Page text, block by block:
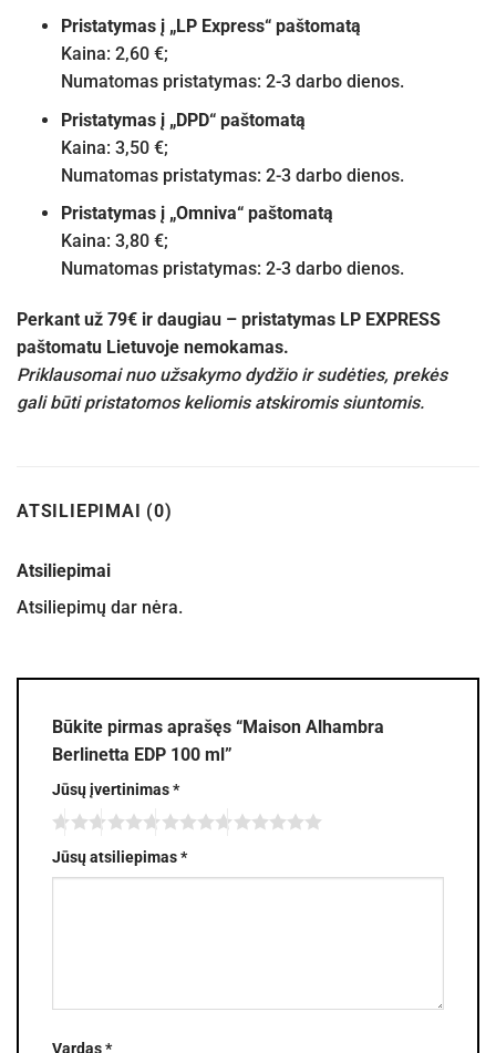
Pristatymas į „LP Express“ paštomatą
Kaina: 2,60 €;
Numatomas pristatymas: 2-3 darbo dienos.
Pristatymas į „DPD“ paštomatą
Kaina: 3,50 €;
Numatomas pristatymas: 2-3 darbo dienos.
Pristatymas į „Omniva“ paštomatą
Kaina: 3,80 €;
Numatomas pristatymas: 2-3 darbo dienos.
Perkant už 79€ ir daugiau – pristatymas LP EXPRESS
paštomatu Lietuvoje nemokamas.
Priklausomai nuo užsakymo dydžio ir sudėties, prekės
gali būti pristatomos keliomis atskiromis siuntomis.
ATSILIEPIMAI (0)
Atsiliepimai
Atsiliepimų dar nėra.
Būkite pirmas aprašęs “Maison Alhambra
Berlinetta EDP 100 ml”
Jūsų įvertinimas*
Jūsų atsiliepimas*